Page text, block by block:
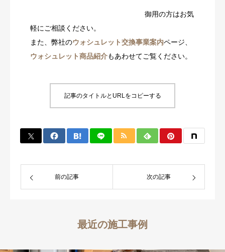
御用の方はお気
軽にご相談ください。
また、弊社のウォシュレット交換事業案内ページ、
ウォシュレット商品紹介もあわせてご覧ください。
記事のタイトルとURLをコピーする
前の記事 次の記事
最近の施工事例